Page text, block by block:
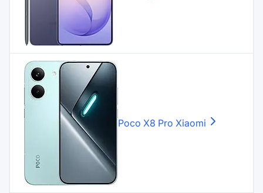
Poco X8 Pro Xiaomi